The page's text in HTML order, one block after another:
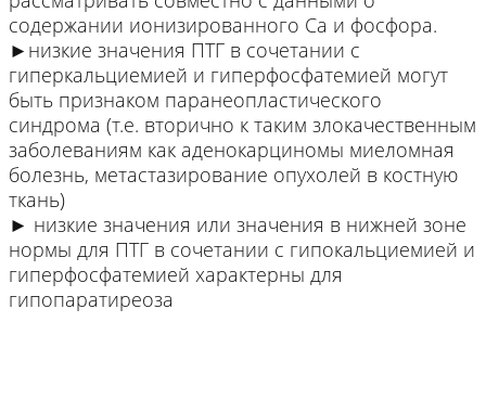
содержании ионизированного Са и фосфора.
►низкие значения ПТГ в сочетании с
гиперкальциемией и гиперфосфатемией могут
быть признаком паранеопластического
синдрома (т.е. вторично к таким злокачественным
заболеваниям как аденокарциномы миеломная
болезнь, метастазирование опухолей в костную
ткань)
► низкие значения или значения в нижней зоне
нормы для ПТГ в сочетании с гипокальциемией и
гиперфосфатемией характерны для
гипопаратиреоза